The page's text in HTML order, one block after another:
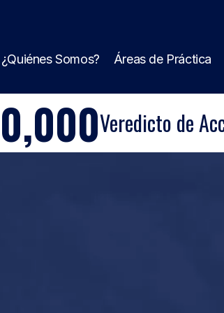
¿Quiénes Somos? Áreas de Práctica
Veredicto de